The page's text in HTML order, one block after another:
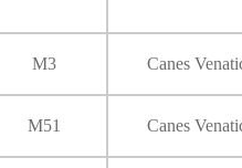
M3 Canes
M51 Canes